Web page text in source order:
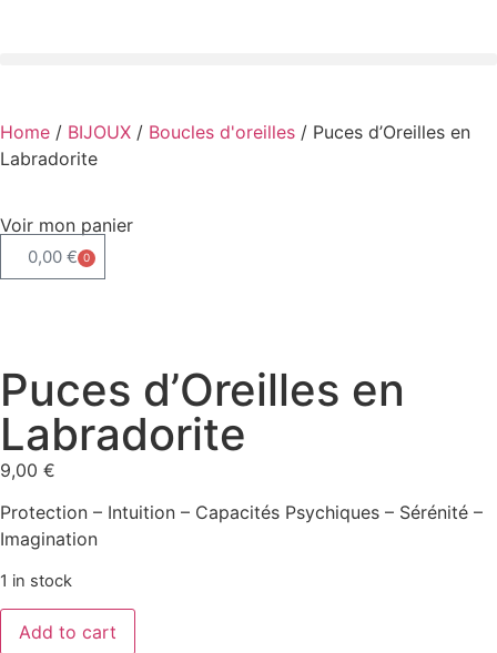
Home / BIJOUX / Boucles d'oreilles / Puces d’Oreilles en
Labradorite
Voir mon panier
0,00 € 0
Puces d’Oreilles en
Labradorite
9,00 €
Protection – Intuition – Capacités Psychiques – Sérénité –
Imagination
1 in stock
Add to cart